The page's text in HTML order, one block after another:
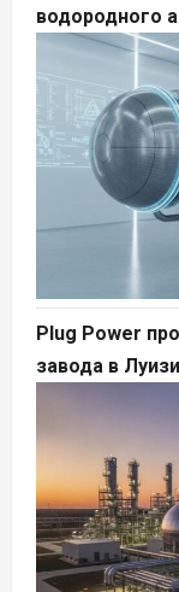
водородного
Plug Power
завода в